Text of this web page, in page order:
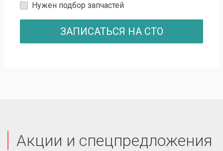
Нужен подбор запчастей
ЗАПИСАТЬСЯ НА СТО
Акции и спецпредложения